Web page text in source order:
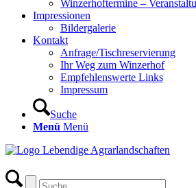
Winzerhoftermine –
Impressionen
Bildergalerie
Kontakt
Anfrage/Tischreservierung
Ihr Weg zum Winzerhof
Empfehlenswerte Links
Impressum
Suche
Menü Menü